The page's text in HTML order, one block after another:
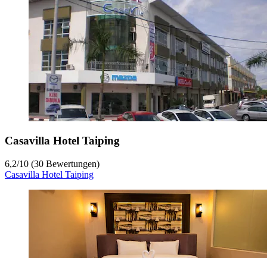
Casavilla Hotel Taiping
6,2/10 (30 Bewertungen)
Casavilla Hotel Taiping